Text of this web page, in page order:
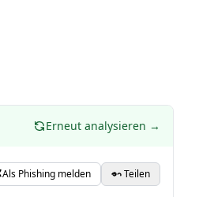
Erneut analysieren →
Als Phishing melden Teilen